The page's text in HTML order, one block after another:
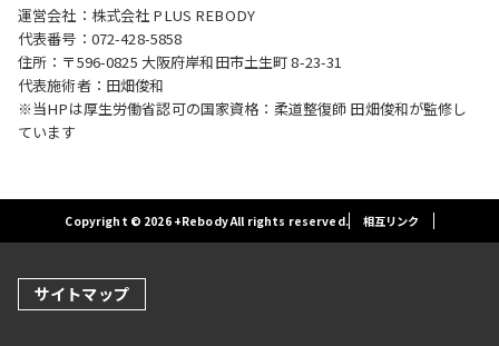
運営会社：株式会社 PLUS REBODY
代表番号：072-428-5858
住所：〒596-0825 大阪府岸和田市土生町 8-23-31
代表施術者：田畑俊和
※当HPは厚生労働省認可の国家資格：柔道整復師 田畑俊和が監修し
ています
Copyright © 2026 +Rebody All rights reserved. 相互リンク
サイトマップ